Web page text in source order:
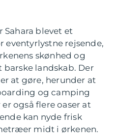
blevet et
rejsende,
skønhed og
barske landskab. Der
at gøre, herunder at
og camping
også flere oaser at
kan nyde frisk
midt i ørkenen.